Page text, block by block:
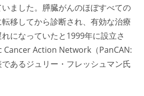
ました。膵臓がんのほぼすべての
移してから診断され、有効な治療
になっていたと1999年に設立さ
Cancer Action Network（PanCAN:
あるジュリー・フレッシュマン氏